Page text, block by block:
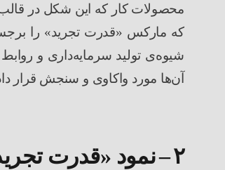
محصولات کار که این شکل در
که مارکس «قدرت تجرید» را
شیوهی تولید سرمایهداری و
آنها مورد واکاوی و سنجش قرار
۲–نمود «قدرت